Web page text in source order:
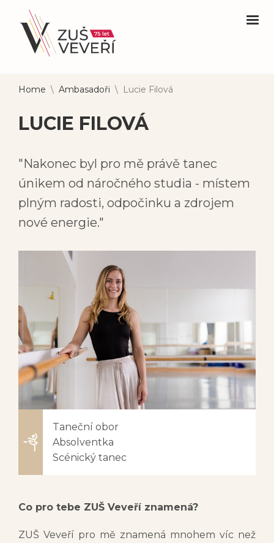
Home \ Ambasadoři \ Lucie Filová
LUCIE FILOVÁ
"Nakonec byl pro mě právě tanec
únikem od náročného studia - místem
plným radosti, odpočinku a zdrojem
nové energie."
Taneční obor
Absolventka
Scénický tanec
Co pro tebe ZUŠ Veveří znamená?
ZUŠ Veveří pro mě znamená mnohem víc než